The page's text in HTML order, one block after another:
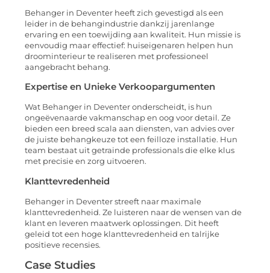
Behanger in Deventer heeft zich gevestigd als een
leider in de behangindustrie dankzij jarenlange
ervaring en een toewijding aan kwaliteit. Hun missie is
eenvoudig maar effectief: huiseigenaren helpen hun
droominterieur te realiseren met professioneel
aangebracht behang.
Expertise en Unieke Verkoopargumenten
Wat Behanger in Deventer onderscheidt, is hun
ongeëvenaarde vakmanschap en oog voor detail. Ze
bieden een breed scala aan diensten, van advies over
de juiste behangkeuze tot een feilloze installatie. Hun
team bestaat uit getrainde professionals die elke klus
met precisie en zorg uitvoeren.
Klanttevredenheid
Behanger in Deventer streeft naar maximale
klanttevredenheid. Ze luisteren naar de wensen van de
klant en leveren maatwerk oplossingen. Dit heeft
geleid tot een hoge klanttevredenheid en talrijke
positieve recensies.
Case Studies